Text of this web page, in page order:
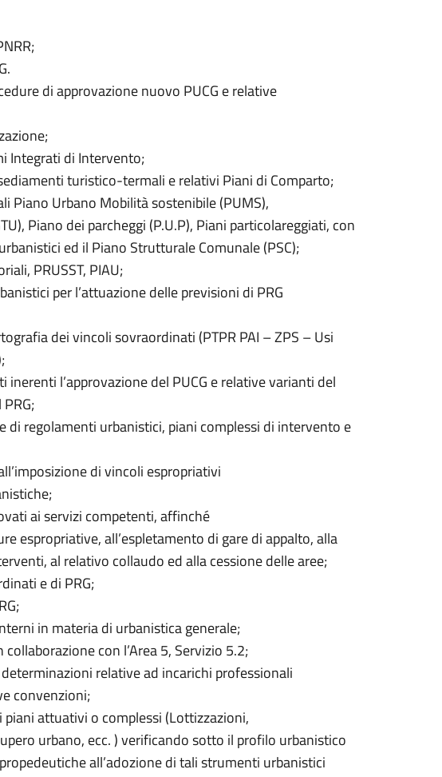
di approvazione nuovo PUCG e relative
Integrati di Intervento;
turistico-termali e relativi Piani di Comparto;
Piano Urbano Mobilità sostenibile (PUMS),
Piano dei parcheggi (P.U.P), Piani particolareggiati, con
ed il Piano Strutturale Comunale (PSC);
PRUSST, PIAU;
per l’attuazione delle previsioni di PRG
dei vincoli sovraordinati (PTPR PAI – ZPS – Usi
l’approvazione del PUCG e relative varianti del
di regolamenti urbanistici, piani complessi di intervento e
di vincoli espropriativi
ai servizi competenti, affinché
espropriative, all’espletamento di gare di appalto, alla
al relativo collaudo ed alla cessione delle aree;
e di PRG;
in materia di urbanistica generale;
con l’Area 5, Servizio 5.2;
relative ad incarichi professionali
convenzioni;
attuativi o complessi (Lottizzazioni,
urbano, ecc. ) verificando sotto il profilo urbanistico
all’adozione di tali strumenti urbanistici